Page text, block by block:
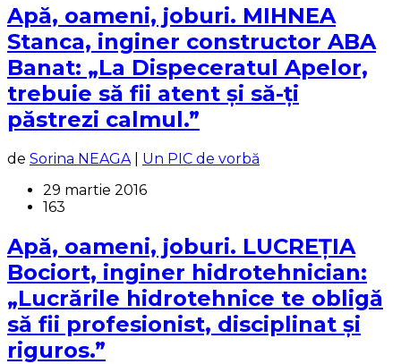
Apă, oameni, joburi. MIHNEA
Stanca, inginer constructor ABA
Banat: „La Dispeceratul Apelor,
trebuie să fii atent și să-ți
păstrezi calmul.”
de Sorina NEAGA| Un PIC de vorbă
29 martie 2016
163
Apă, oameni, joburi. LUCREŢIA
Bociort, inginer hidrotehnician:
„Lucrările hidrotehnice te obligă
să fii profesionist, disciplinat şi
riguros.”